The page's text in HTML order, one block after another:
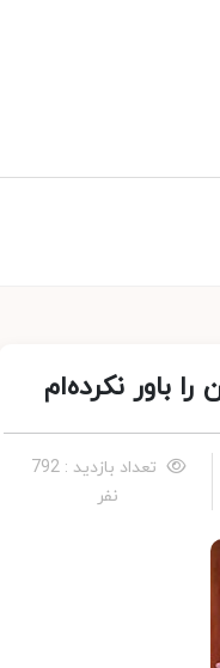
باور نکرده‌ام
تعداد بازدید : 792
نفر